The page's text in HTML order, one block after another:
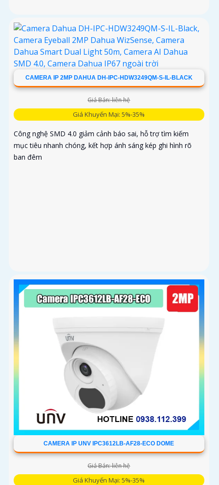
CAMERA IP 2MP DAHUA DH-IPC-HDW3249QM-S-IL-BLACK
Giá Bán: liên hệ
Giá Khuyến Mại: 5%-35%
Công nghệ SMD 4.0 giảm cảnh báo sai, hỗ trợ tìm kiếm
mục tiêu nhanh chóng, kết hợp ánh sáng kép ghi hình rõ
ban đêm
CAMERA IP UNV IPC3612LB-AF28-ECO DOME
Giá Bán: liên hệ
Giá Khuyến Mại: 5%-35%